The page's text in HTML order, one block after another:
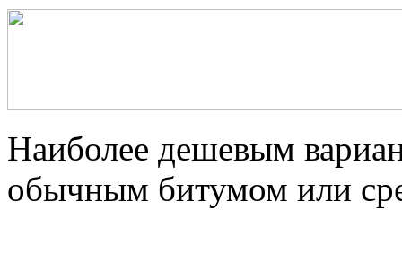
Наиболее дешевым
обычным битумом или